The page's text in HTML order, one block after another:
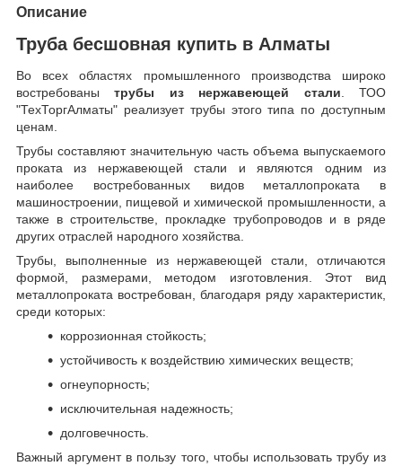
Описание
Труба бесшовная купить в Алматы
Во всех областях промышленного производства широко
востребованытрубы из нержавеющей стали. ТОО
"ТехТоргАлматы" реализует трубы этого типа по доступным
ценам.
Трубы составляют значительную часть объема выпускаемого
проката из нержавеющей стали и являются одним из
наиболее востребованных видов металлопроката в
машиностроении, пищевой и химической промышленности, а
также в строительстве, прокладке трубопроводов и в ряде
других отраслей народного хозяйства.
Трубы, выполненные из нержавеющей стали, отличаются
формой, размерами, методом изготовления. Этот вид
металлопроката востребован, благодаря ряду характеристик,
среди которых:
коррозионная стойкость;
устойчивость к воздействию химических веществ;
огнеупорность;
исключительная надежность;
долговечность.
Важный аргумент в пользу того, чтобы использовать трубу из